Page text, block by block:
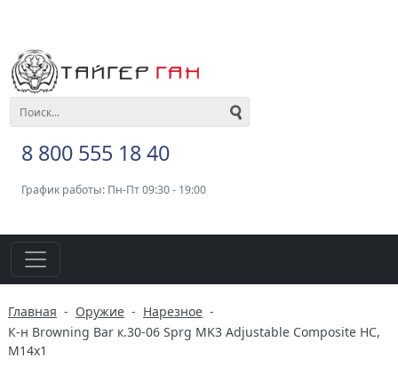
8 800 555 18 40
График работы: Пн-Пт 09:30 - 19:00
Главная - Оружие - Нарезное -
К-н Browning Вar к.30-06 Sprg MK3 Adjustable Composite HC,
M14x1